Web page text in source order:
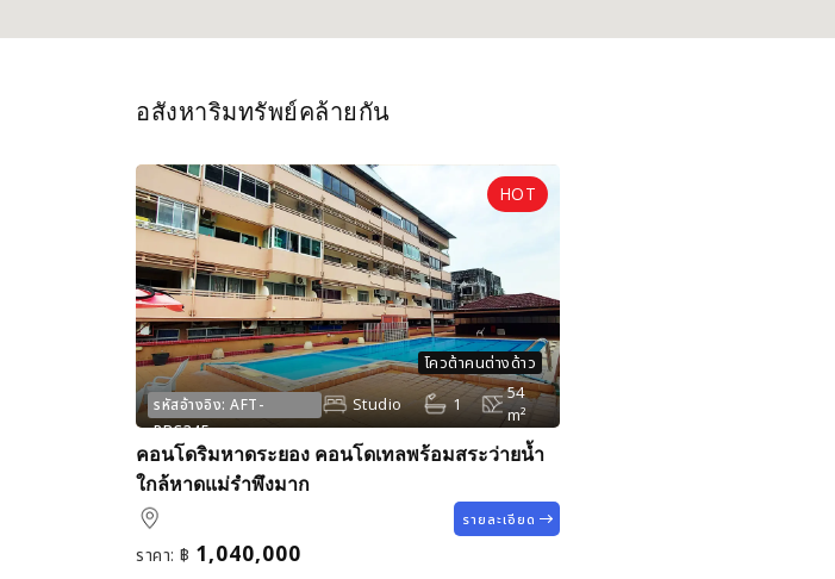
อสังหาริมทรัพย์คล้ายกัน
โควต้าคนต่างด้าว
รหัสอ้างอิง: AFT-
RBC345
Studio 1
54
m²
คอนโดริมหาดระยอง คอนโดเทลพร้อมสระว่ายน้ำ
ใกล้หาดแม่รำพึงมาก
ราคา: ฿ 1,040,000
รายละเอียด